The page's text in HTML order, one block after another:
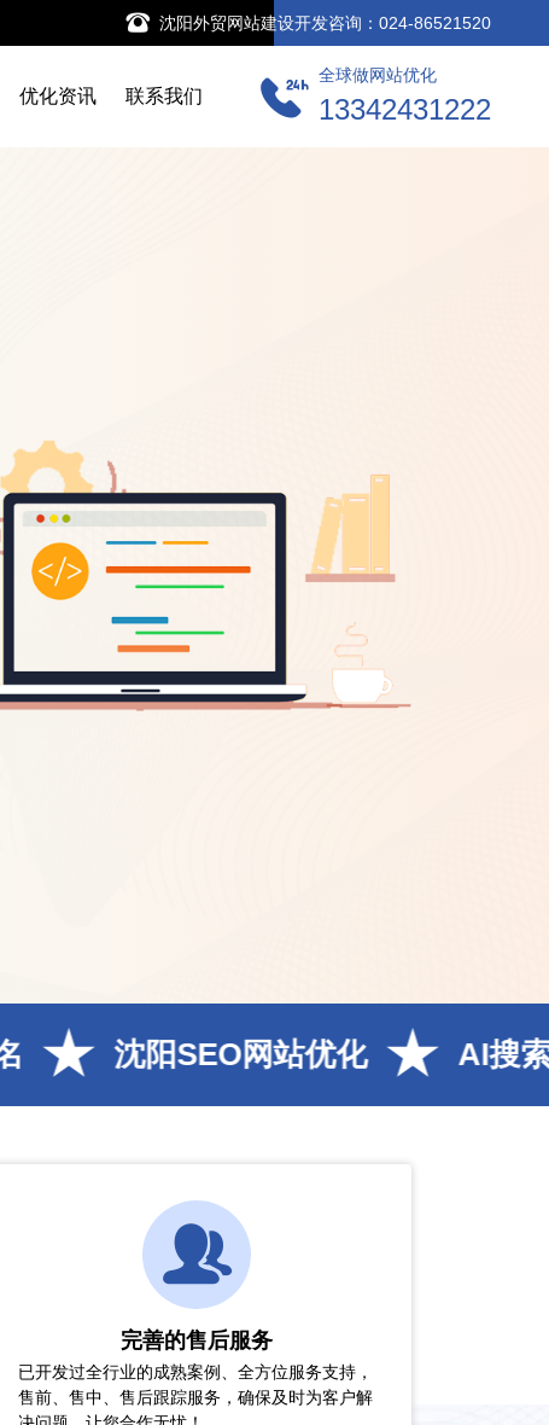
沈阳外贸网站建设开发咨询：024-86521520
优化资讯 联系我们
全球做网站优化
13342431222
网站优化 AI搜索曝光率
完善的售后服务
已开发过全行业的成熟案例、全方位服务支持，
售前、售中、售后跟踪服务，确保及时为客户解